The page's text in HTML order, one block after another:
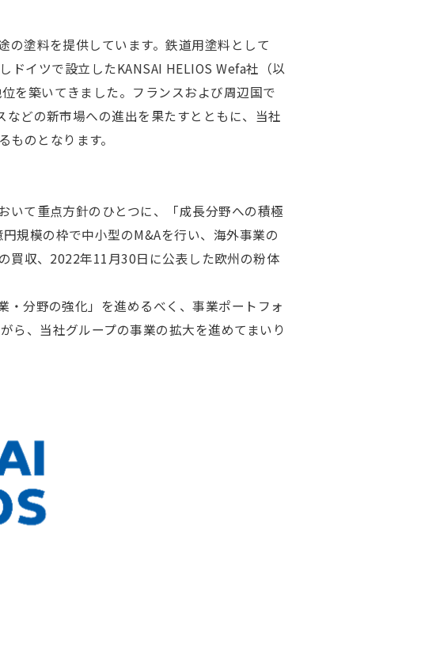
塗料を提供しています。鉄道用塗料として
イツで設立したKANSAI HELIOS Wefa社（以
を築いてきました。フランスおよび周辺国で
どの新市場への進出を果たすとともに、当社
のとなります。
て重点方針のひとつに、「成長分野への積極
規模の枠で中小型のM&Aを行い、海外事業の
買収、2022年11月30日に公表した欧州の粉体
分野の強化」を進めるべく、事業ポートフォ
ら、当社グループの事業の拡大を進めてまいり